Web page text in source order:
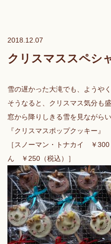
2018.12.07
クリスマススペシ
雪の遅かった大滝でも、ようや
そうなると、クリスマス気分も
窓から降りしきる雪を見ながら
『クリスマスポップクッキー』
［スノーマン・トナカイ ￥
ん ￥250（税込）］